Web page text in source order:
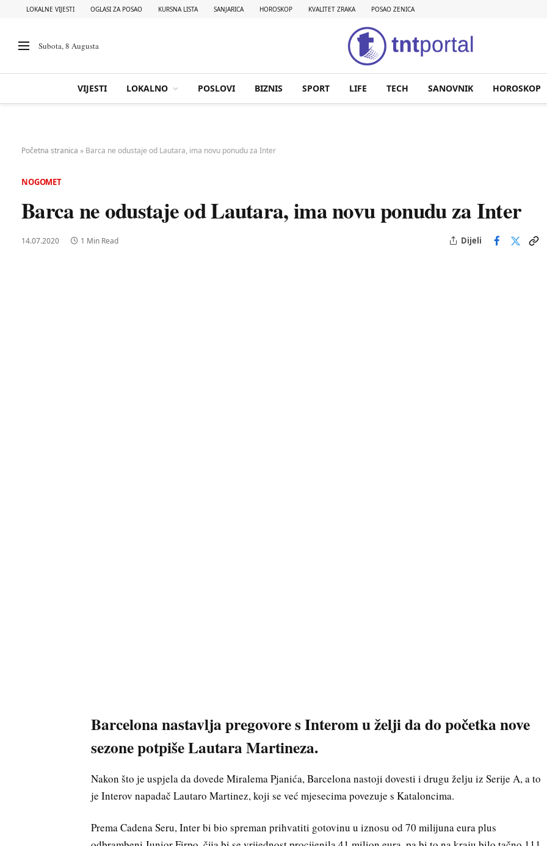
LOKALNE VIJESTI OGLASI ZA POSAO KURSNA LISTA SANJARICA HOROSKOP KVALITET ZRAKA POSAO ZENICA
Subota, 8 Augusta
VIJESTI LOKALNO POSLOVI BIZNIS SPORT LIFE TECH SANOVNIK HOROSKOP
Početna stranica » Barca ne odustaje od Lautara, ima novu ponudu za Inter
NOGOMET
Barca ne odustaje od Lautara, ima novu ponudu za Inter
14.07.2020 1 Min Read Dijeli
Barcelona nastavlja pregovore s Interom u želji da do početka nove
sezone potpiše Lautara Martineza.
Nakon što je uspjela da dovede Miralema Pjanića, Barcelona nastoji dovesti i drugu želju iz Serije A, a to
je Interov napadač Lautaro Martinez, koji se već mjesecima povezuje s Kataloncima.
Prema Cadena Seru, Inter bi bio spreman prihvatiti gotovinu u iznosu od 70 milijuna eura plus